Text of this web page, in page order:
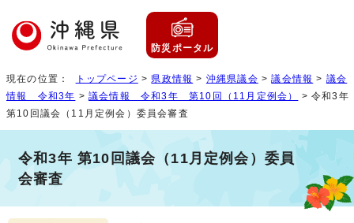
防災ポータル
現在の位置： トップページ > 県政情報 > 沖縄県議会 >議会情報 > 議会
情報 令和3年 >議会情報 令和3年 第10回（11月定例会）
> 令和3年
第10回議会（11月定例会）委員会審査
令和3年 第10回議会（11月定例会）委員
会審査